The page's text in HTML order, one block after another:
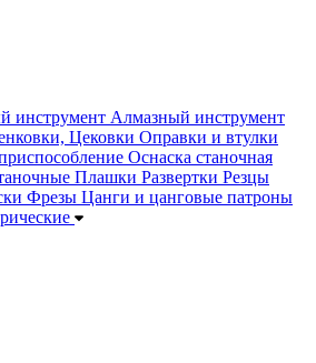
инструмент Алмазный инструмент
Цековки Оправки и втулки
Оснаска станочная
Плашки Развертки Резцы
Фрезы Цанги и цанговые патроны